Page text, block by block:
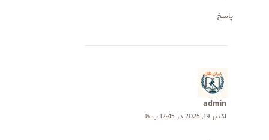
پاسخ
admin
اکتبر 19, 2025 در 12:45 ب.ظ